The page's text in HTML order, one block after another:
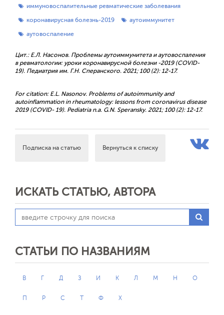
иммуновоспалительные ревматические заболевания
коронавирусная болезнь-2019
аутоиммунитет
аутовоспаление
Цит.: Е.Л. Насонов. Проблемы аутоиммунитета и аутовоспаления
в ревматологии: уроки коронавирусной болезни -2019 (COVID-
19). Педиатрия им. Г.Н. Сперанского. 2021; 100 (2): 12-17.
For citation: E.L. Nasonov. Problems of autoimmunity and
autoinflammation in rheumatology: lessons from coronavirus disease
2019 (COVID- 19). Pediatria n.a. G.N. Speransky. 2021; 100 (2): 12-17.
Подписка на статью Вернуться к списку
ИСКАТЬ СТАТЬЮ, АВТОРА
СТАТЬИ ПО НАЗВАНИЯМ
В Г Д З И К Л М Н О
П Р С Т Ф Х